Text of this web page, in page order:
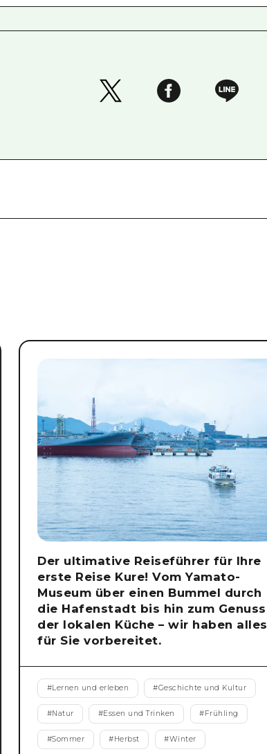
Der ultimative Reiseführer für Ihre
erste Reise Kure! Vom Yamato-
Museum über einen Bummel durch
die Hafenstadt bis hin zum Genuss
der lokalen Küche – wir haben alles
für Sie vorbereitet.
#Lernen und erleben #Geschichte und Kultur
#Natur #Essen und Trinken #Frühling
#Sommer #Herbst #Winter